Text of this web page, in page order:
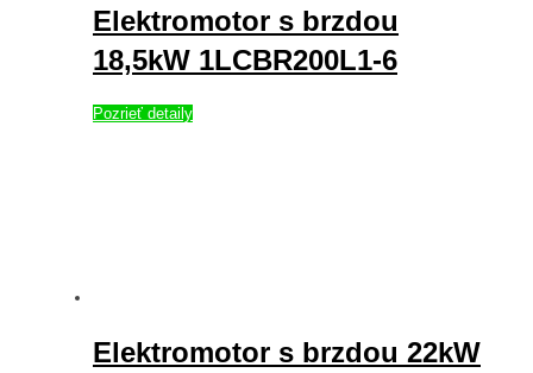
Elektromotor s brzdou
18,5kW 1LCBR200L1-6
Pozrieť detaily
Elektromotor s brzdou 22kW